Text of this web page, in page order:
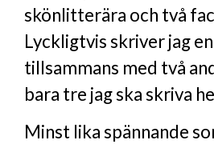
skönlitterära och två
Lyckligtvis skriver jag
tillsammans med två
bara tre jag ska skriva
Minst lika spännande